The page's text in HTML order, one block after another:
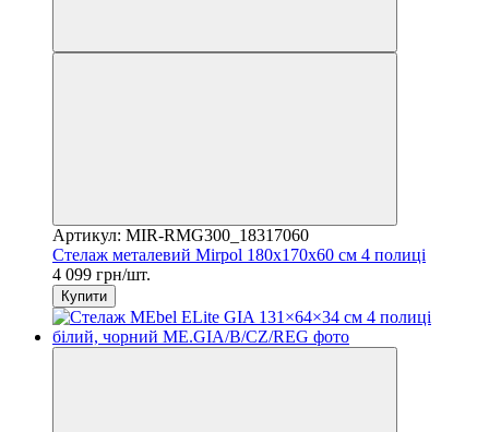
Артикул: MIR-RMG300_18317060
Стелаж металевий Mirpol 180x170x60 см 4 полиці
4 099 грн/шт.
Купити